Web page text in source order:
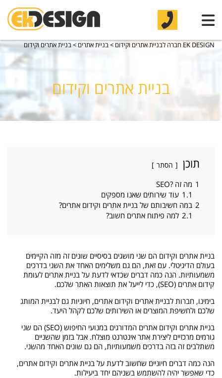
EK DESIGN חברה לבניית אתרים וקידום >בניית אתרים >בניית אתרים וקידום
בניית אתרים וקידום
תוכן הסתר
1 מה זה ?SEO
1.1 עוד שירותים שאנו מספקים
2 במה חשיבותם של בניית אתרים וקידום אתרים?
2.1 למה פיתוח אתרים חשוב?
בניית אתרים וקידום הם שני מושגים בסיסיים שונים זה מזה הקיימים
בעולם הדיגיטלי. עם זאת, הם גם משלימים האחד את השני בדרכים
משמעותיות. הנה כמה דברים שכדאי לדעת על בניית אתרים לעומת
קידום אתרים (SEO), כדי לייעל את תוצאות האתר שלכם.
בימינו, חברות לבניית אתרים וקידום אתרים, חיוניות גם לבניית המותג
שלכם ולחשיפת המוצרים או השירותים שלכם לקהל היעד.
בניית אתרים וקידום אתרים המדורגים במנועי החיפוש (SEO) הם שני
גורמים מרכזיים ליצירת אתר אינטרנט מוצלח. אבל בזמן שהשניים
משתלבים זה בזה בדרכים משמעותיות, הם גם שונים האחד מהשני.
הנה כמה דברים חיוניים שחשוב לדעת על בניית אתרים וקידום אתרים,
כדי שאפשר יהיה להשתמש בשניהם יחד ביעילות.